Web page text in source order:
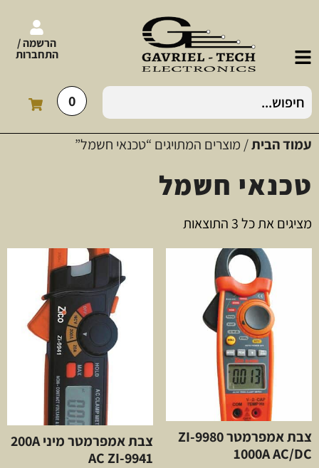
הרשמה /
התחברות
0
עמוד הבית/ מוצרים המתויגים “טכנאי חשמל”
טכנאי חשמל
מציגים את כל ⁦3⁩ התוצאות
צבת אמפרמטר ZI-9980
1000A AC/DC
צבת אמפרמטר מיני 200A
AC ZI-9941